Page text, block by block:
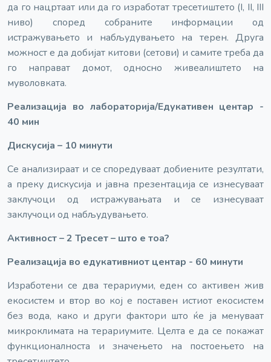
да го нацртаат или да го изработат тресетиштето (I, II, III
ниво) според собраните информации од
истражувањето и набљудувањето на терен. Друга
можност е да добијат китови (сетови) и самите треба да
го направат домот, односно живеалиштето на
муволовката.
Реализација во лабораторија/Едукативен центар -
40 мин
Дискусија – 10 минути
Се анализираат и се споредуваат добиените резултати,
а преку дискусија и јавна презентација се изнесуваат
заклучоци од истражувањата и се изнесуваат
заклучоци од набљудувањето.
Активност – 2 Тресет – што е тоа?
Реализација во едукативниот центар - 60 минути
Изработени се два терариуми, еден со активен жив
екосистем и втор во кој е поставен истиот екосистем
без вода, како и други фактори што ќе ја менуваат
микроклимата на терариумите. Целта е да се покажат
функционалноста и значењето на постоењето на